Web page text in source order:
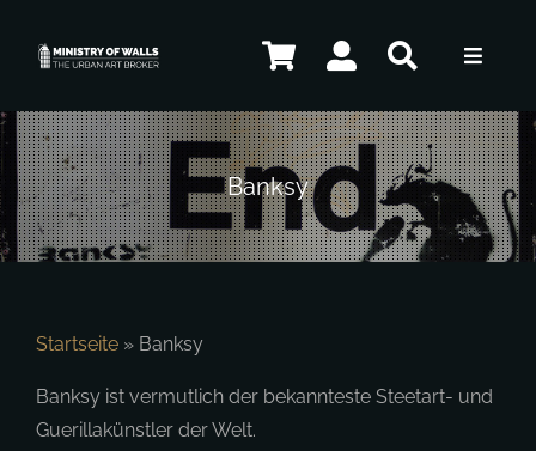
Inhalt
Toggle
Künstler
Shop
Banksy
Startseite » Banksy
Banksy ist vermutlich der bekannteste Steetart- und
Guerillakünstler der Welt.